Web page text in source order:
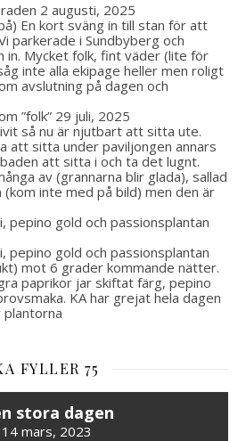
2 augusti, 2025
En kort sväng in till stan för att
parkerade i Sundbyberg och
Mycket folk, fint väder (lite för
inte alla ekipage heller men roligt
avslutning på dagen och
”folk” 29 juli, 2025
så nu är njutbart att sitta ute.
att sitta under paviljongen annars
att sitta i och ta det lugnt.
av (grannarna blir glada), sallad
(kom inte med på bild) men den är
pepino gold och passionsplantan
pepino gold och passionsplantan
mot 6 grader kommande nätter.
paprikor jar skiftat färg, pepino
KA har grejat hela dagen
FYLLER 75
stora dagen
14 mars, 2023